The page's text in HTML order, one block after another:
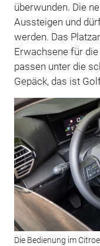
überwunden. Die
Aussteigen und
werden. Das
Erwachsene für
passen unter die
Gepäck, das ist
Die Bedienung im